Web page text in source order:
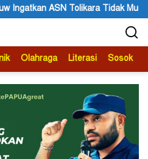
Informasi yang Belum Akurat
Olahraga Literasi Sosok